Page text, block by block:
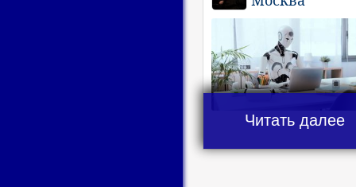
Читать далее